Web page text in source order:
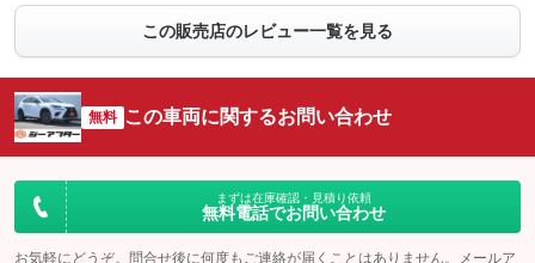
この販売店のレビュー一覧を見る
無料 この車両に関するお問い合わせ
まずは在庫確認・見積り依頼
無料電話でお問い合わせ
お気軽にどうぞ。問合せ後に何度もご連絡が届くことはありません。メールア